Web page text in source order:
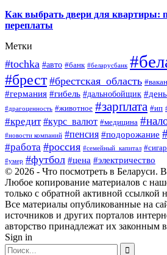
Как выбрать двери для квартиры:
переплаты
Метки
#tochka #авто #банк #беларусбанк
#брест #брестская_область
#германия #гибель #дальнобойщик
#драгоценность #животное #зарплата #ип
#кредит #курс_валют #медицина
#новости компаний #пенсия #подорожание
#работа #россия #семейный_капитал
#умер #футбол #цена #электричество
© 2026 - Что посмотреть в Беларуси.
Любое копирование материалов с
только с обратной активной ссылкой
Все материалы опубликованные на
источников и других порталов
авторство принадлежат их законным
Sign in